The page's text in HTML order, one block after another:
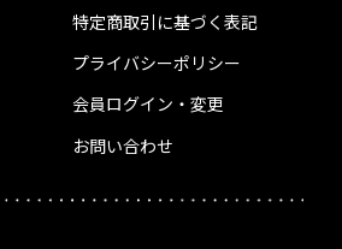
特定商取引に基づく表記
プライバシーポリシー
会員ログイン・変更
お問い合わせ